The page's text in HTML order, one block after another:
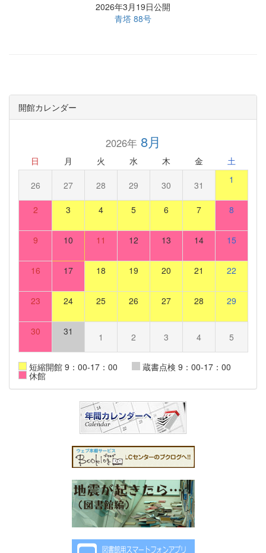
2026年3月19日公開
青塔 88号
開館カレンダー
2026年8月
日 月 火 水 木 金 土
26 27 28 29 30 31 1
2 3 4 5 6 7 8
9 10 11 12 13 14 15
16 17 18 19 20 21 22
23 24 25 26 27 28 29
30 31 1 2 3 4 5
短縮開館 9：00-17：00 蔵書点検 9：00-17：00
休館